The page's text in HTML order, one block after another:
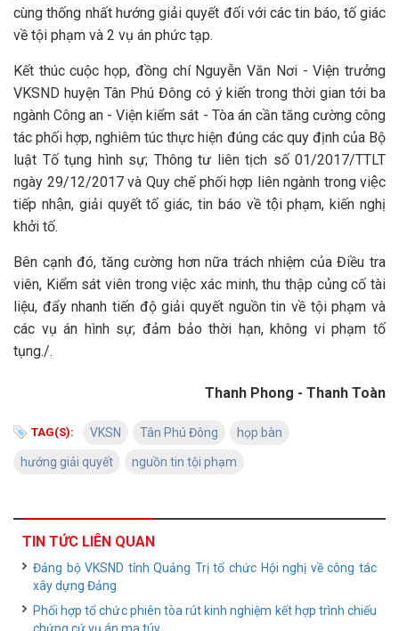
cùng thống nhất hướng giải quyết đối với các tin báo, tố giác
về tội phạm và 2 vụ án phức tạp.
Kết thúc cuộc họp, đồng chí Nguyễn Văn Nơi - Viện trưởng
VKSND huyện Tân Phú Đông có ý kiến trong thời gian tới ba
ngành Công an - Viện kiểm sát - Tòa án cần tăng cường công
tác phối hợp, nghiêm túc thực hiện đúng các quy định của Bộ
luật Tố tụng hình sự; Thông tư liên tịch số 01/2017/TTLT
ngày 29/12/2017 và Quy chế phối hợp liên ngành trong việc
tiếp nhận, giải quyết tố giác, tin báo về tội phạm, kiến nghị
khởi tố.
Bên cạnh đó, tăng cường hơn nữa trách nhiệm của Điều tra
viên, Kiểm sát viên trong việc xác minh, thu thập củng cố tài
liệu, đẩy nhanh tiến độ giải quyết nguồn tin về tội phạm và
các vụ án hình sự; đảm bảo thời hạn, không vi phạm tố
tụng./.
Thanh Phong - Thanh Toàn
TAG(S): VKSN Tân Phú Đông họp bàn
hướng giải quyết nguồn tin tội phạm
TIN TỨC LIÊN QUAN
Đảng bộ VKSND tỉnh Quảng Trị tổ chức Hội nghị về công tác
xây dựng Đảng
Phối hợp tổ chức phiên tòa rút kinh nghiệm kết hợp trình chiếu